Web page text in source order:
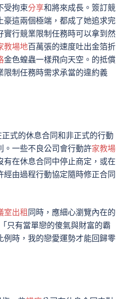
受拘束分享和將來成長。簽訂競
豪這兩個極端，都成了她追求完
實行競業限制任務時可以拿到然
教場地百萬張的速度吐出金箔折
金色蝗蟲一樣飛向天空。的抵償
限制任務時需求承當的違約義
式的休息合同和非正式的行動
。一些不良公司會行動許家教場
有在休息合同中停止商定，或在
由過程行動協定隨時修正合同
室出租 同時，應細心瀏覽內在的
只有當單戀的傻氣與財富的霸
例時，我的戀愛運勢才能回歸零